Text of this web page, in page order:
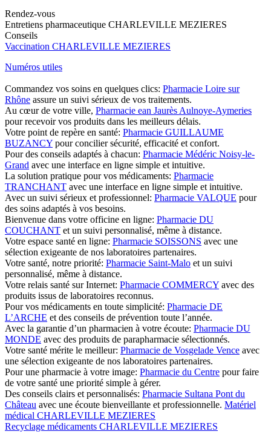
Rendez-vous
Entretiens pharmaceutique CHARLEVILLE MEZIERES
Conseils
Vaccination CHARLEVILLE MEZIERES
Numéros utiles
Commandez vos soins en quelques clics: Pharmacie Loire sur
Rhône assure un suivi sérieux de vos traitements.
Au cœur de votre ville, Pharmacie ean Jaurès Aulnoye-Aymeries
pour recevoir vos produits dans les meilleurs délais.
Votre point de repère en santé: Pharmacie GUILLAUME
BUZANCY pour concilier sécurité, efficacité et confort.
Pour des conseils adaptés à chacun: Pharmacie Médéric Noisy-le-
Grand avec une interface en ligne simple et intuitive.
La solution pratique pour vos médicaments: Pharmacie
TRANCHANT avec une interface en ligne simple et intuitive.
Avec un suivi sérieux et professionnel: Pharmacie VALQUE pour
des soins adaptés à vos besoins.
Bienvenue dans votre officine en ligne: Pharmacie DU
COUCHANT et un suivi personnalisé, même à distance.
Votre espace santé en ligne: Pharmacie SOISSONS avec une
sélection exigeante de nos laboratoires partenaires.
Votre santé, notre priorité: Pharmacie Saint-Malo et un suivi
personnalisé, même à distance.
Votre relais santé sur Internet: Pharmacie COMMERCY avec des
produits issus de laboratoires reconnus.
Pour vos médicaments en toute simplicité: Pharmacie DE
L’ARCHE et des conseils de prévention toute l’année.
Avec la garantie d’un pharmacien à votre écoute: Pharmacie DU
MONDE avec des produits de parapharmacie sélectionnés.
Votre santé mérite le meilleur: Pharmacie de Vosgelade Vence avec
une sélection exigeante de nos laboratoires partenaires.
Pour une pharmacie à votre image: Pharmacie du Centre pour faire
de votre santé une priorité simple à gérer.
Des conseils clairs et personnalisés: Pharmacie Sultana Pont du
Château avec une écoute bienveillante et professionnelle. Matériel
médical CHARLEVILLE MEZIERES
Recyclage médicaments CHARLEVILLE MEZIERES